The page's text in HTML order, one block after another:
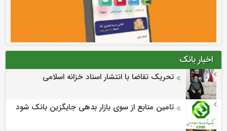
اخبار بانک
تحریک تقاضا با انتشار اسناد خزانه اسلامی
تامین منابع از سوی بازار بدهی جایگزین بانک شود